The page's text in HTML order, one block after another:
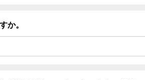
か。